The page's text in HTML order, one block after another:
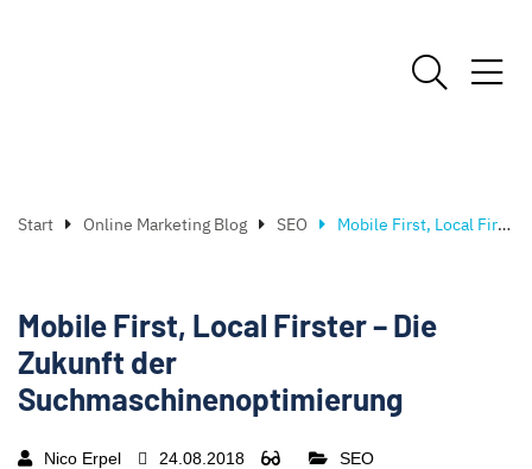
Start Online Marketing Blog SEO Mobile First, Local Firster – Die Zukunft der Suchmaschinenoptimierung
Mobile First, Local Firster – Die
Zukunft der
Suchmaschinenoptimierung
Nico Erpel 24.08.2018 SEO